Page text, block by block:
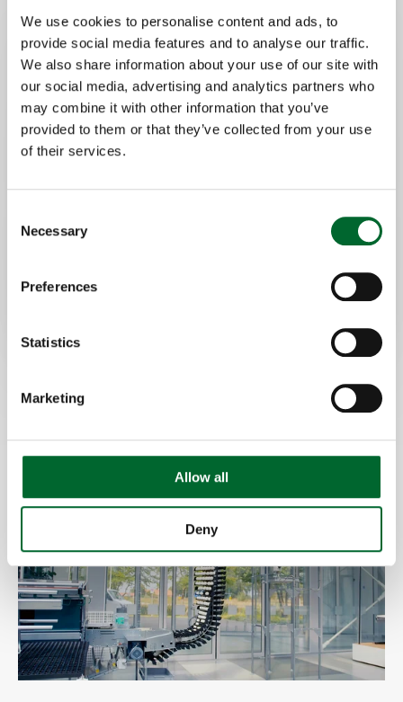
We use cookies to personalise content and ads, to
provide social media features and to analyse our traffic.
We also share information about your use of our site with
our social media, advertising and analytics partners who
may combine it with other information that you’ve
provided to them or that they’ve collected from your use
of their services.
Selection
Necessary
Preferences
Statistics
Marketing
Allow all
Deny
Begrenzter Platzbedarf; kleine
Stellfläche
Flexible Lösung; die Reihen müssen nicht
direkt übereinander angeordnet
werden.
Verbindung der einzelnen Eierbänder
mit dem Hauptförderband